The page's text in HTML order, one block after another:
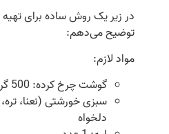
در زیر یک روش ساده برای
توضیح می‌دهم:
مواد لازم:
گوشت چرخ کرده: 500 گرم
سبزی خورشتی (نعنا،
دلخواه